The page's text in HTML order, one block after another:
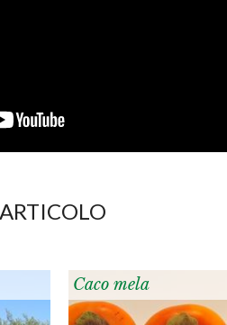
Caco mela